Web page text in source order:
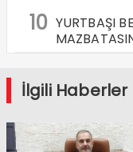
10 YURTBAŞI
İlgili Haberler